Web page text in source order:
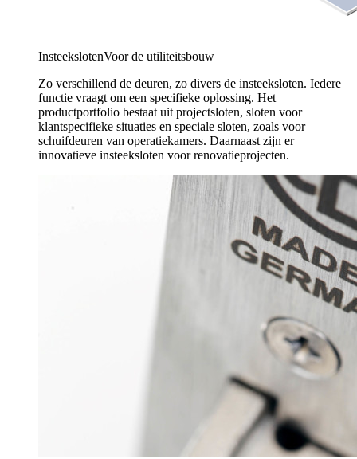
InsteekslotenVoor de utiliteitsbouw
Zo verschillend de deuren, zo divers de insteeksloten. Iedere
functie vraagt om een specifieke oplossing. Het
productportfolio bestaat uit projectsloten, sloten voor
klantspecifieke situaties en speciale sloten, zoals voor
schuifdeuren van operatiekamers. Daarnaast zijn er
innovatieve insteeksloten voor renovatieprojecten.